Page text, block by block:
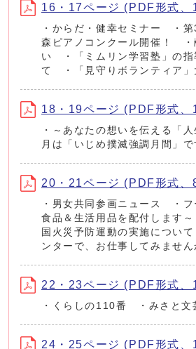
16・17ページ (PDF形式、
・からだ・健幸セミナー ・
森ピアノコンクール開催！ ・
い ・「ミムリン学習塾」の指
て ・「見守りボランティア」
18・19ページ (PDF形式、
・～あなたの想いを伝える「
月は「いじめ撲滅強調月間」で
20・21ページ (PDF形式
・男女共同参画ニュース ・
食品＆生活用品を配付します
国火災予防運動の実施につい
ンターで、お仕事してみません
22・23ページ (PDF形式、
・くらしの110番 ・みさと
24・25ページ (PDF形式、